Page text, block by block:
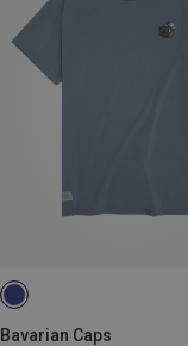
Bavarian Caps
S
3XL